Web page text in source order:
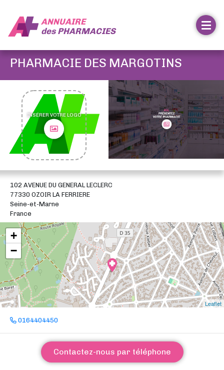
ANNUAIRE
desPHARMACIES
PHARMACIE DES MARGOTINS
INSÉRER VOTRE LOGO
102 AVENUE DU GENERAL LECLERC
77330 OZOIR LA FERRIERE
Seine-et-Marne
France
+
−
Leaflet
0164404450
Contactez-nous par téléphone